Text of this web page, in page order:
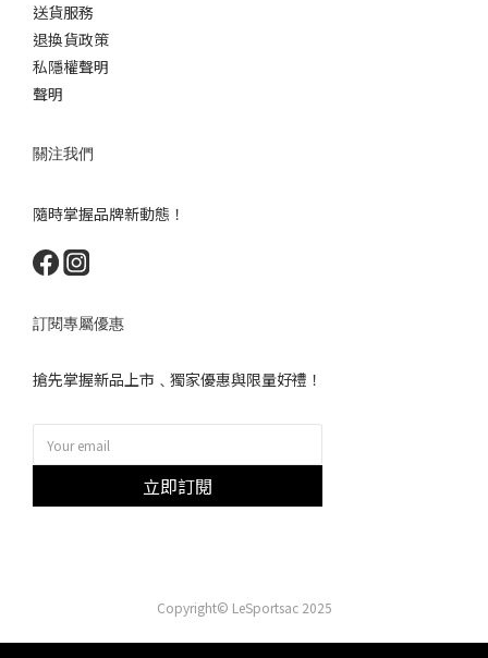
送貨服務
退換貨政策
私隱權聲明
聲明
關注我們
隨時掌握品牌新動態！
訂閱專屬優惠
搶先掌握新品上市﹑獨家優惠與限量好禮！
立即訂閱
Copyright© LeSportsac 2025